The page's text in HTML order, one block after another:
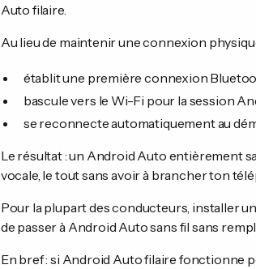
Auto filaire.
Au lieu de maintenir une connexion
établit une première connexion
bascule vers le Wi-Fi pour la session
se reconnecte automatiquement au
Le résultat : un Android Auto entièrement
vocale, le tout sans avoir à brancher ton
Pour la plupart des conducteurs, installer
de passer à Android Auto sans fil sans
En bref : si Android Auto filaire fonctionne